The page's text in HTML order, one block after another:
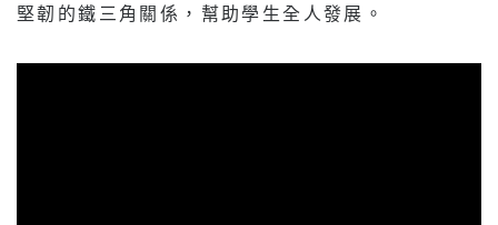
堅韌的鐵三角關係，幫助學生全人發展。